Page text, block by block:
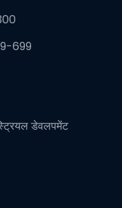
699
डेवलपमेंट